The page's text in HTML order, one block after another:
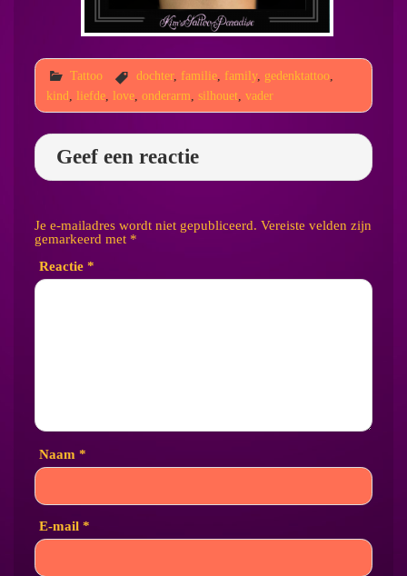
Tattoo dochter, familie, family, gedenktattoo,
kind
liefde, love, onderarm silhouet, vader
Geef een reactie
Je e-mailadres wordt niet gepubliceerd. Vereiste velden zijn
gemarkeerd met *
Reactie *
Naam *
E-mail *